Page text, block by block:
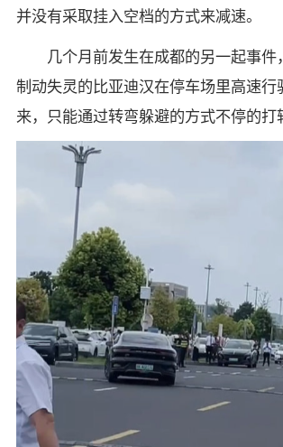
并没有采取挂入空档的方式来减速。
几个月前发生在成都的另一起事
制动失灵的比亚迪汉在停车场里高速行
来，只能通过转弯躲避的方式不停的打